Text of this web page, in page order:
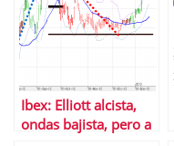
Ibex: Elliott alcista,
ondas bajista, pero a